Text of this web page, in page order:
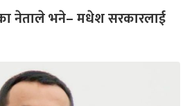
नेताले भने– मधेश सरकारलाई